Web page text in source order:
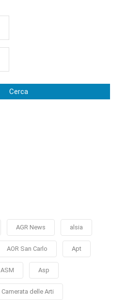
Cerca
AGR News alsia
AOR San Carlo Apt
ASM Asp
Camerata delle Arti